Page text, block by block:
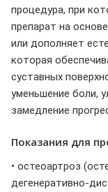
процедура, при
препарат на
или дополняет
которая
суставных
уменьшение боли,
замедление
Показания для
• остеоартроз
дегенеративно-